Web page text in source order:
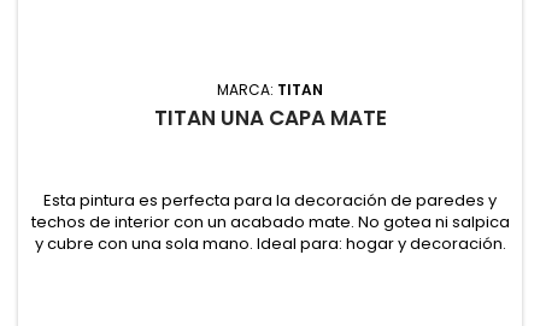
MARCA: TITAN
TITAN UNA CAPA MATE
Esta pintura es perfecta para la decoración de paredes y
techos de interior con un acabado mate. No gotea ni salpica
y cubre con una sola mano. Ideal para: hogar y decoración.